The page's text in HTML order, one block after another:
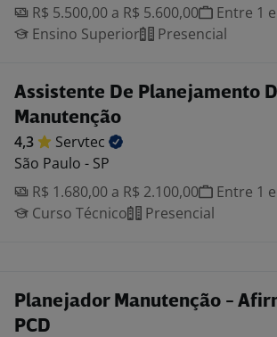
R$ 5.500,00 a R$ 5.600,00
Entre 1
Ensino Superior
Presencial
Assistente De Planejamento
Manutenção
4,3
Servtec
São Paulo - SP
R$ 1.680,00 a R$ 2.100,00
Entre 1
Curso Técnico
Presencial
Planejador Manutenção -
PCD